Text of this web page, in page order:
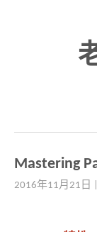
Mastering
2016年11月21日